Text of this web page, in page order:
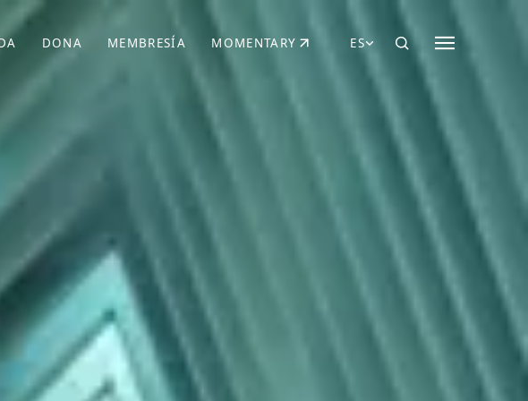
EN UNA PESTAÑA NUEVA)
DONA
(SE ABRE EN UNA PESTAÑA NUEVA)
MEMBRESÍA MOMENTARY
(SE ABRE EN UNA PESTAÑA NUEVA)
ES